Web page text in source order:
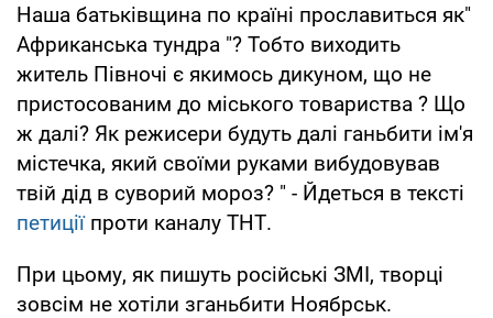
Наша батьківщина по країні прославиться як"
Африканська тундра "? Тобто виходить
житель Півночі є якимось дикуном, що не
пристосованим до міського товариства ? Що
ж далі? Як режисери будуть далі ганьбити ім'я
містечка, який своїми руками вибудовував
твій дід в суворий мороз? " - Йдеться в тексті
петиціїпроти каналу ТНТ.
При цьому, як пишуть російські ЗМІ, творці
зовсім не хотіли зганьбити Ноябрськ.